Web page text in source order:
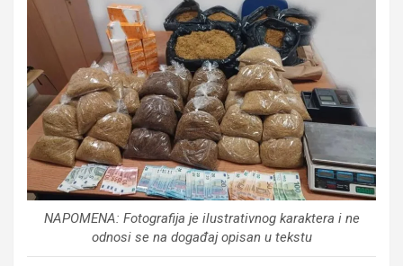
NAPOMENA: Fotografija je ilustrativnog karaktera i ne
odnosi se na događaj opisan u tekstu